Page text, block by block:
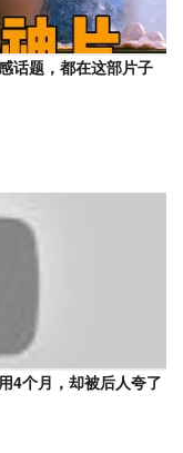
话题，都在这部片子
4个月，却被后人夸了